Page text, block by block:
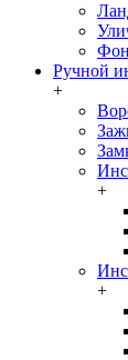
Ручной
+
+
+